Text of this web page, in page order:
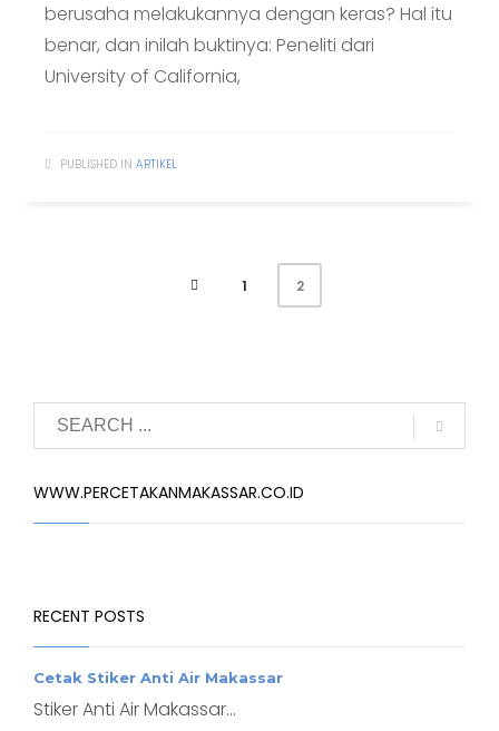
berusaha melakukannya dengan keras? Hal itu
benar, dan inilah buktinya: Peneliti dari
University of California,
PUBLISHED IN ARTIKEL
1 2
WWW.PERCETAKANMAKASSAR.CO.ID
RECENT POSTS
Cetak Stiker Anti Air Makassar
Stiker Anti Air Makassar...